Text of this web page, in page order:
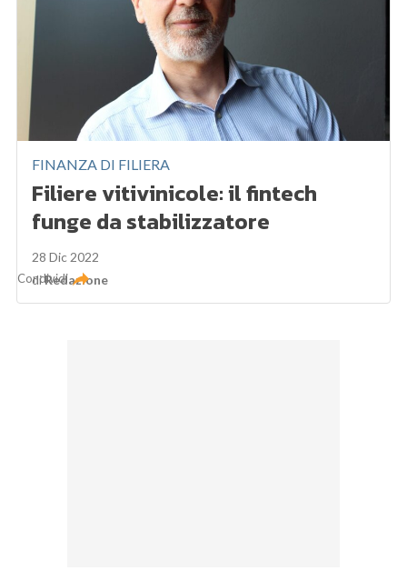
FINANZA DI FILIERA
Filiere vitivinicole: il fintech
funge da stabilizzatore
28 Dic 2022
diRedazione
Condividi